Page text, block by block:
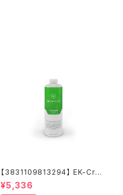
【3831109813294】 EK-Cryo
Fuel Acid Green (Premix 10
00mL)
¥5,336